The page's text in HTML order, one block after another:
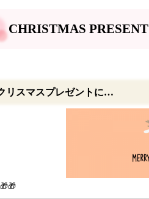
CHRISTMAS PRESENT
リスマスプレゼントに…